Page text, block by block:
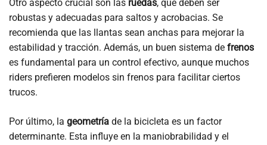
Otro aspecto crucial son las ruedas, que deben ser
robustas y adecuadas para saltos y acrobacias. Se
recomienda que las llantas sean anchas para mejorar la
estabilidad y tracción. Además, un buen sistema de frenos
es fundamental para un control efectivo, aunque muchos
riders prefieren modelos sin frenos para facilitar ciertos
trucos.
Por último, la geometría de la bicicleta es un factor
determinante. Esta influye en la maniobrabilidad y el